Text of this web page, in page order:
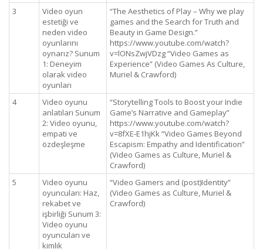
3
Video oyun
estetiği ve
neden video
oyunlarını
oynarız? Sunum
1: Deneyim
olarak video
oyunları
“The Aesthetics of Play – Why we play
games and the Search for Truth and
Beauty in Game Design.”
https://www.youtube.com/watch?
v=lONsZwjVDzg “Video Games as
Experience” (Video Games As Culture,
Muriel & Crawford)
4
Video oyunu
anlatıları Sunum
2: Video oyunu,
empati ve
özdeşleşme
“Storytelling Tools to Boost your Indie
Game’s Narrative and Gameplay”
https://www.youtube.com/watch?
v=8fXE-E1hjKk “Video Games Beyond
Escapism: Empathy and Identification”
(Video Games as Culture, Muriel &
Crawford)
5
Video oyunu
oyuncuları: Haz,
rekabet ve
işbirliği Sunum 3:
Video oyunu
oyuncuları ve
kimlik
“Video Gamers and (post)Identity”
(Video Games as Culture, Muriel &
Crawford)